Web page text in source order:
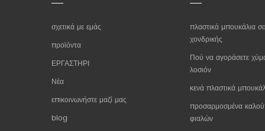
σχετικά με εμάς
προϊόντα
ΕΡΓΑΣΤΗΡΙ
Νέα
επικοινωνήστε μαζί μας
blog
πλαστικά μπουκάλια
χονδρικής
Πού να αγοράσετε
λοσιόν
κενά πλαστικά
προσαρμοσμένα
φιαλών